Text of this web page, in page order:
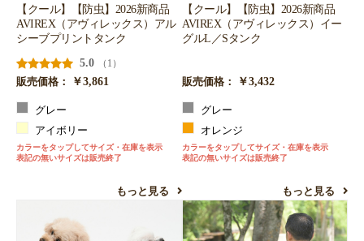
【クール】【防虫】2026新商品
AVIREX（アヴィレックス）アル
シーブプリントタンク
5.0
（1）
販売価格：
￥3,861
グレー
アイボリー
カラーをタップしてサイズ・在庫を表示
表記の無いサイズは販売終了
もっと見る
【クール】【防虫】2026新商品
AVIREX（アヴィレックス）イー
グルL／Sタンク
販売価格： ￥3,432
グレー
オレンジ
カラーをタップしてサイズ・在庫を表示
表記の無いサイズは販売終了
もっと見る